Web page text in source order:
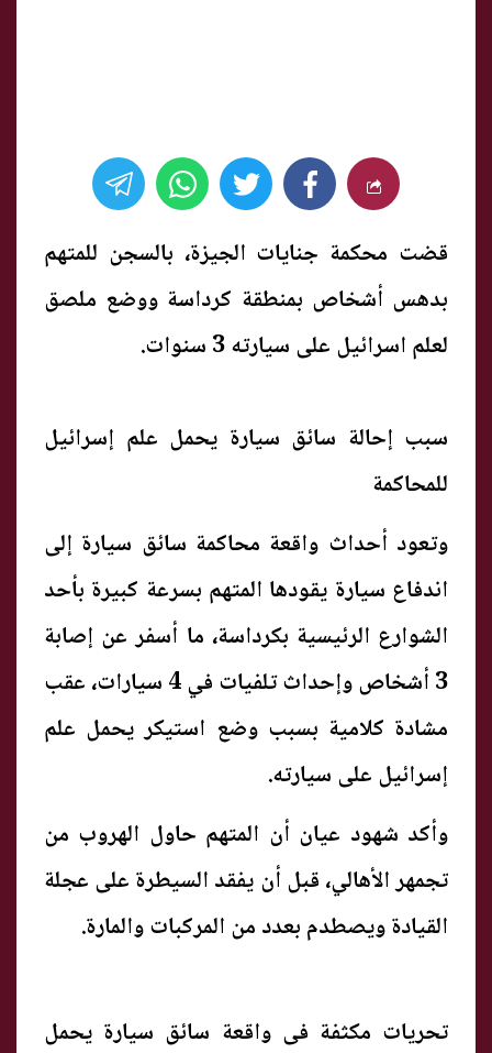
قضت محكمة جنايات الجيزة، بالسجن للمتهم
بدهس أشخاص بمنطقة كرداسة ووضع ملصق
لعلم اسرائيل على سيارته 3 سنوات.
سبب إحالة سائق سيارة يحمل علم إسرائيل
للمحاكمة
وتعود أحداث واقعة محاكمة سائق سيارة إلى
اندفاع سيارة يقودها المتهم بسرعة كبيرة بأحد
الشوارع الرئيسية بكرداسة، ما أسفر عن إصابة
3 أشخاص وإحداث تلفيات في 4 سيارات، عقب
مشادة كلامية بسبب وضع استيكر يحمل علم
إسرائيل على سيارته.
وأكد شهود عيان أن المتهم حاول الهروب من
تجمهر الأهالي، قبل أن يفقد السيطرة على عجلة
القيادة ويصطدم بعدد من المركبات والمارة.
تحريات مكثفة فى واقعة سائق سيارة يحمل